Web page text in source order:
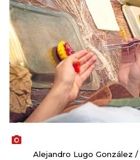
Alejandro Lugo González /